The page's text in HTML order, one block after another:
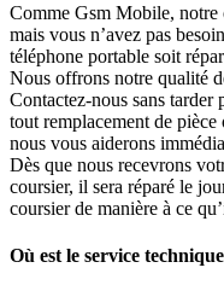
Comme Gsm Mobile, notre
mais vous n’avez pas
téléphone portable soit
Nous offrons notre qualité
Contactez-nous sans tarder
tout remplacement de
nous vous aiderons
Dès que nous recevrons
coursier, il sera réparé le
coursier de manière à ce
Où est le service